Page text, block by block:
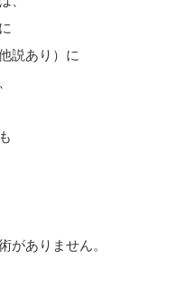
説あり）に
がありません。